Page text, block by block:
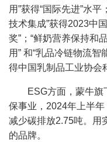
用”获得“国际先进”水
技术集成”获得2023中
奖”；“鲜奶营养保持和
用” 和“乳品冷链物流
得中国乳制品工业协会
ESG方面，蒙牛
保事业，2024年上半
减少碳排放2.75吨。用
的品牌。